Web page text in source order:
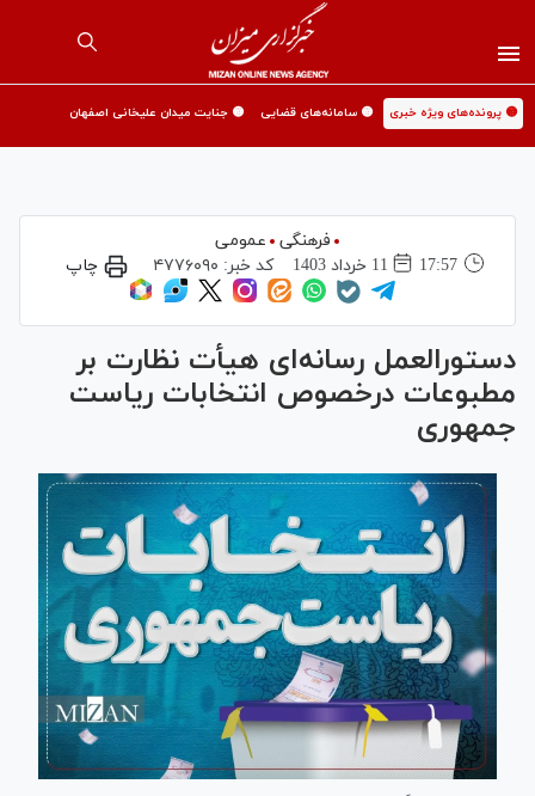
🟡 پرونده‌های ویژه خبری 🟡 سامانه‌های قضایی 🟡 جنایت میدان علیخانی اصفهان
فرهنگی
عمومی
17:57
11 خرداد 1403 کد خبر: ۴۷۷۶۰۹۰ چاپ
دستورالعمل رسانه‌ای هیأت نظارت بر
مطبوعات درخصوص انتخابات ریاست
جمهوری